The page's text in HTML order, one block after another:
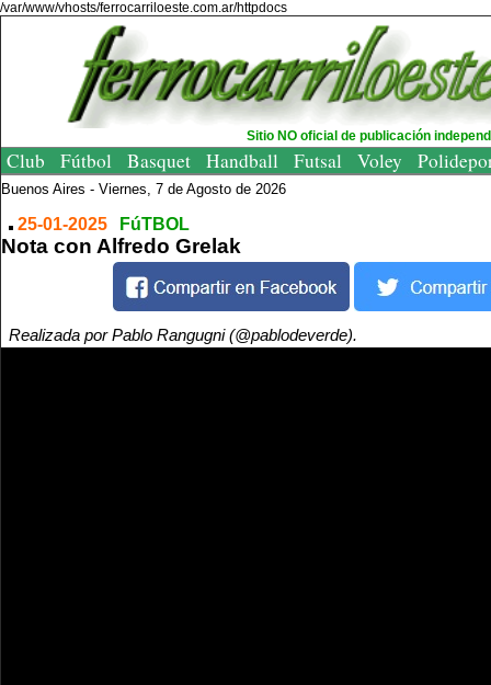
/var/www/vhosts/ferrocarriloeste.com.ar/httpdocs
Sitio NO oficial de publicación
Club Fútbol Basquet Handball Futsal Voley
Buenos Aires - Viernes, 7 de Agosto de 2026
25-01-2025 FúTBOL
Nota con Alfredo Grelak
Realizada por Pablo Rangugni (@pablodeverde).